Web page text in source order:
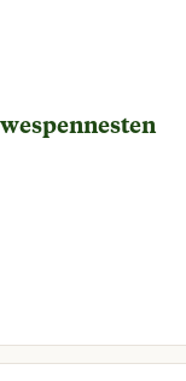
- Tegen wespennesten